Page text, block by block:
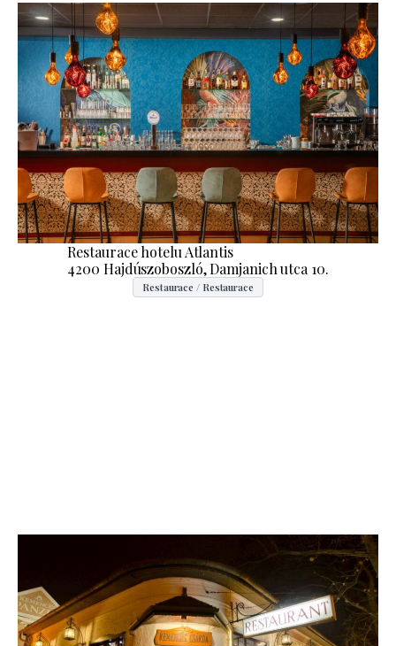
Restaurace hotelu Atlantis
4200 Hajdúszoboszló, Damjanich utca 10.
Restaurace / Restaurace